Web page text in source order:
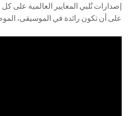
إصدارات تُلبي المعايير العالمية على
على أن تكون رائدة في الموسيقى،